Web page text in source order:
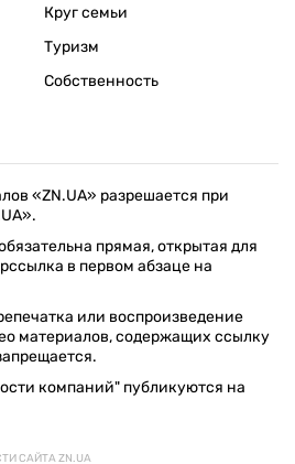
Круг семьи
Туризм
Собственность
«ZN.UA» разрешается при
прямая, открытая для
в первом абзаце на
или воспроизведение
материалов, содержащих ссылку
компаний" публикуются на
САЙТА ZN.UA